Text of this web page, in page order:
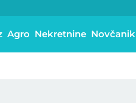
Agro Nekretnine Novčanik